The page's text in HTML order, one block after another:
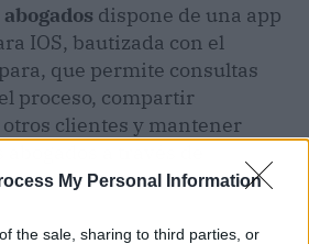
My Personal Information
the sale, sharing to third parties, or
dispone de una app
IOS, bautizada con el
que permite consultas
proceso, compartir
clientes y mantener